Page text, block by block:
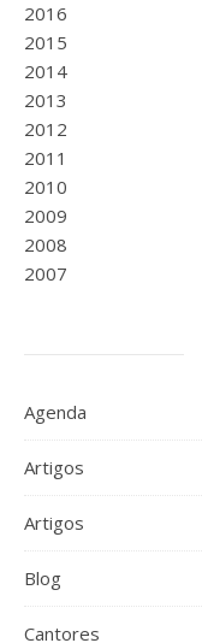
2016
2015
2014
2013
2012
2011
2010
2009
2008
2007
Agenda
Artigos
Artigos
Blog
Cantores